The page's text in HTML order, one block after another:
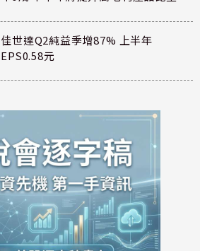
佳世達Q2純益季增87% 上半年
EPS0.58元